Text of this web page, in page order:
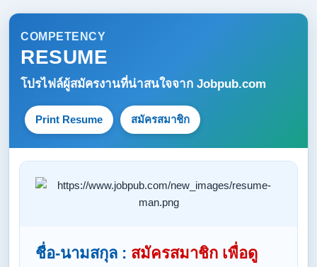
COMPETENCY
RESUME
โปรไฟล์ผู้สมัครงานที่น่าสนใจจาก Jobpub.com
Print Resume สมัครสมาชิก
ชื่อ-นามสกุล : สมัครสมาชิก เพื่อดู